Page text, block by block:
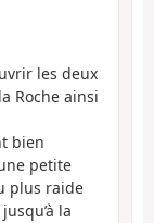
les deux
Roche ainsi
bien
petite
plus raide
la